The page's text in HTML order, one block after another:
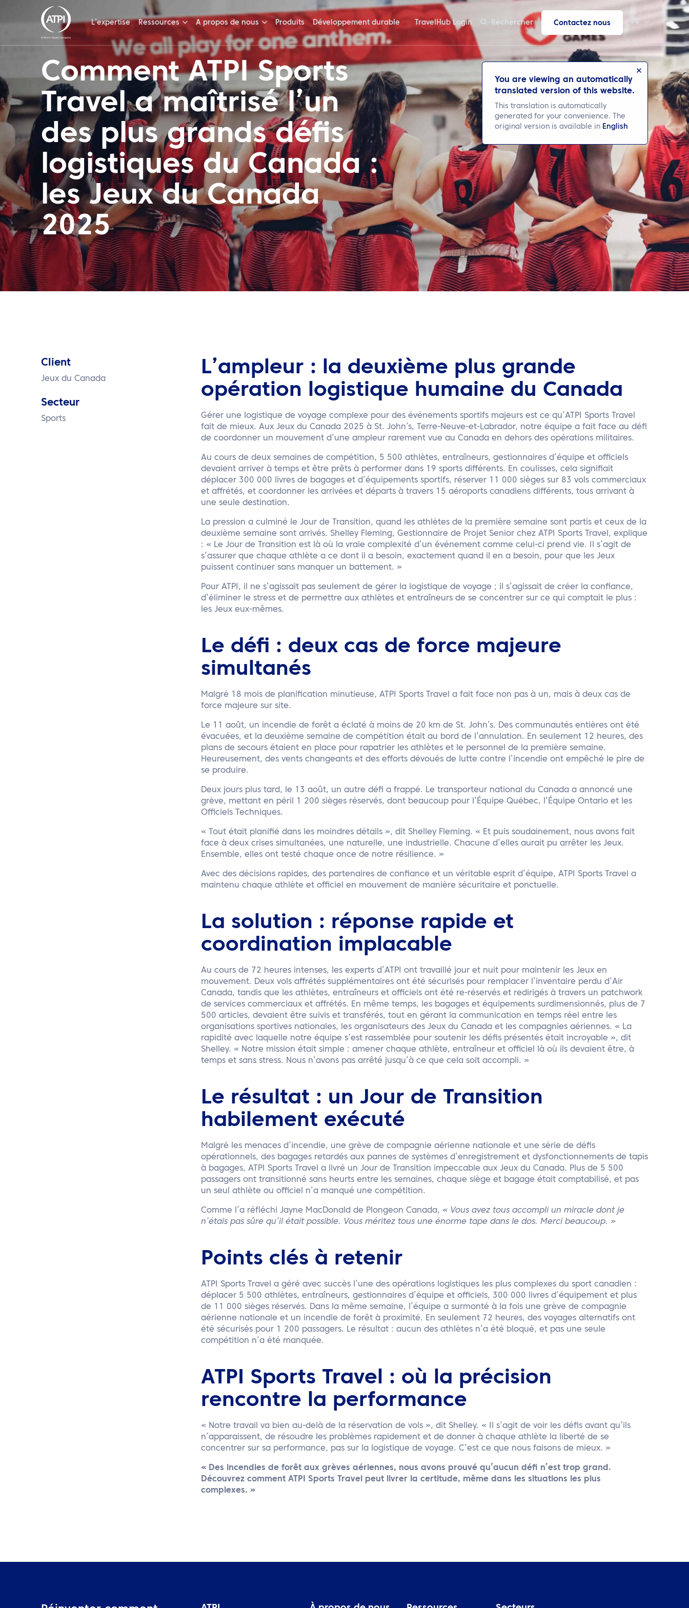
L’expertise Ressources A propos de nous Produits Développement durable TravelHub Login Rechercher Contactez nous FR
You are viewing an automatically
translated version of this website.
This translation is automatically
generated for your convenience. The
original version is available in English
Comment ATPI Sports
Travel a maîtrisé l’un
des plus grands défis
logistiques du Canada :
les Jeux du Canada
2025
Client
Jeux du Canada
Secteur
Sports
L’ampleur : la deuxième plus grande
opération logistique humaine du Canada
Gérer une logistique de voyage complexe pour des événements sportifs majeurs est ce qu’ATPI Sports Travel
fait de mieux. Aux Jeux du Canada 2025 à St. John’s, Terre-Neuve-et-Labrador, notre équipe a fait face au défi
de coordonner un mouvement d’une ampleur rarement vue au Canada en dehors des opérations militaires.
Au cours de deux semaines de compétition, 5 500 athlètes, entraîneurs, gestionnaires d’équipe et officiels
devaient arriver à temps et être prêts à performer dans 19 sports différents. En coulisses, cela signifiait
déplacer 300 000 livres de bagages et d’équipements sportifs, réserver 11 000 sièges sur 83 vols commerciaux
et affrétés, et coordonner les arrivées et départs à travers 15 aéroports canadiens différents, tous arrivant à
une seule destination.
La pression a culminé le Jour de Transition, quand les athlètes de la première semaine sont partis et ceux de la
deuxième semaine sont arrivés. Shelley Fleming, Gestionnaire de Projet Senior chez ATPI Sports Travel, explique
: « Le Jour de Transition est là où la vraie complexité d’un événement comme celui-ci prend vie. Il s’agit de
s’assurer que chaque athlète a ce dont il a besoin, exactement quand il en a besoin, pour que les Jeux
puissent continuer sans manquer un battement. »
Pour ATPI, il ne s’agissait pas seulement de gérer la logistique de voyage ; il s’agissait de créer la confiance,
d’éliminer le stress et de permettre aux athlètes et entraîneurs de se concentrer sur ce qui comptait le plus :
les Jeux eux-mêmes.
Le défi : deux cas de force majeure
simultanés
Malgré 18 mois de planification minutieuse, ATPI Sports Travel a fait face non pas à un, mais à deux cas de
force majeure sur site.
Le 11 août, un incendie de forêt a éclaté à moins de 20 km de St. John’s. Des communautés entières ont été
évacuées, et la deuxième semaine de compétition était au bord de l’annulation. En seulement 12 heures, des
plans de secours étaient en place pour rapatrier les athlètes et le personnel de la première semaine.
Heureusement, des vents changeants et des efforts dévoués de lutte contre l’incendie ont empêché le pire de
se produire.
Deux jours plus tard, le 13 août, un autre défi a frappé. Le transporteur national du Canada a annoncé une
grève, mettant en péril 1 200 sièges réservés, dont beaucoup pour l’Équipe Québec, l’Équipe Ontario et les
Officiels Techniques.
« Tout était planifié dans les moindres détails », dit Shelley Fleming. « Et puis soudainement, nous avons fait
face à deux crises simultanées, une naturelle, une industrielle. Chacune d’elles aurait pu arrêter les Jeux.
Ensemble, elles ont testé chaque once de notre résilience. »
Avec des décisions rapides, des partenaires de confiance et un véritable esprit d’équipe, ATPI Sports Travel a
maintenu chaque athlète et officiel en mouvement de manière sécuritaire et ponctuelle.
La solution : réponse rapide et
coordination implacable
Au cours de 72 heures intenses, les experts d’ATPI ont travaillé jour et nuit pour maintenir les Jeux en
mouvement. Deux vols affrétés supplémentaires ont été sécurisés pour remplacer l’inventaire perdu d’Air
Canada, tandis que les athlètes, entraîneurs et officiels ont été re-réservés et redirigés à travers un patchwork
de services commerciaux et affrétés. En même temps, les bagages et équipements surdimensionnés, plus de 7
500 articles, devaient être suivis et transférés, tout en gérant la communication en temps réel entre les
organisations sportives nationales, les organisateurs des Jeux du Canada et les compagnies aériennes. « La
rapidité avec laquelle notre équipe s’est rassemblée pour soutenir les défis présentés était incroyable », dit
Shelley. « Notre mission était simple : amener chaque athlète, entraîneur et officiel là où ils devaient être, à
temps et sans stress. Nous n’avons pas arrêté jusqu’à ce que cela soit accompli. »
Le résultat : un Jour de Transition
habilement exécuté
Malgré les menaces d’incendie, une grève de compagnie aérienne nationale et une série de défis
opérationnels, des bagages retardés aux pannes de systèmes d’enregistrement et dysfonctionnements de tapis
à bagages, ATPI Sports Travel a livré un Jour de Transition impeccable aux Jeux du Canada. Plus de 5 500
passagers ont transitionné sans heurts entre les semaines, chaque siège et bagage était comptabilisé, et pas
un seul athlète ou officiel n’a manqué une compétition.
Comme l’a réfléchi Jayne MacDonald de Plongeon Canada, « Vous avez tous accompli un miracle dont je
n’étais pas sûre qu’il était possible. Vous méritez tous une énorme tape dans le dos. Merci beaucoup. »
Points clés à retenir
ATPI Sports Travel a géré avec succès l’une des opérations logistiques les plus complexes du sport canadien :
déplacer 5 500 athlètes, entraîneurs, gestionnaires d’équipe et officiels, 300 000 livres d’équipement et plus
de 11 000 sièges réservés. Dans la même semaine, l’équipe a surmonté à la fois une grève de compagnie
aérienne nationale et un incendie de forêt à proximité. En seulement 72 heures, des voyages alternatifs ont
été sécurisés pour 1 200 passagers. Le résultat : aucun des athlètes n’a été bloqué, et pas une seule
compétition n’a été manquée.
ATPI Sports Travel : où la précision
rencontre la performance
« Notre travail va bien au-delà de la réservation de vols », dit Shelley. « Il s’agit de voir les défis avant qu’ils
n’apparaissent, de résoudre les problèmes rapidement et de donner à chaque athlète la liberté de se
concentrer sur sa performance, pas sur la logistique de voyage. C’est ce que nous faisons de mieux. »
« Des incendies de forêt aux grèves aériennes, nous avons prouvé qu’aucun défi n’est trop grand.
Découvrez comment ATPI Sports Travel peut livrer la certitude, même dans les situations les plus
complexes. »